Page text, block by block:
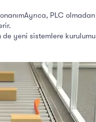
PLC
yeni sistemlere